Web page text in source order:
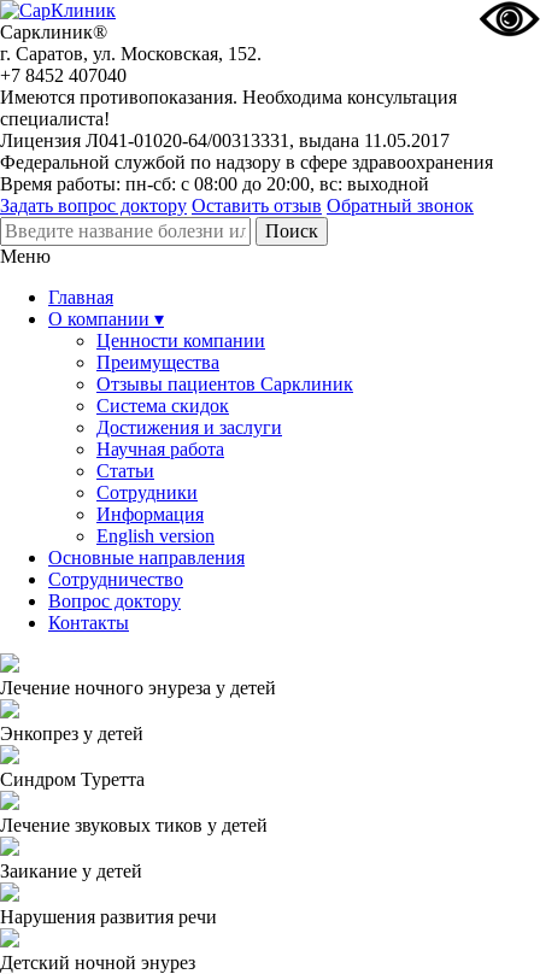
Сарклиник®
г. Саратов, ул. Московская, 152.
+7 8452 407040
Имеются противопоказания. Необходима консультация
специалиста!
Лицензия Л041-01020-64/00313331, выдана 11.05.2017
Федеральной службой по надзору в сфере здравоохранения
Время работы: пн-сб: с 08:00 до 20:00, вс: выходной
Задать вопрос доктору Оставить отзыв Обратный звонок
Меню
Главная
О компании ▾
Ценности компании
Преимущества
Отзывы пациентов Сарклиник
Система скидок
Достижения и заслуги
Научная работа
Статьи
Сотрудники
Информация
English version
Основные направления
Сотрудничество
Вопрос доктору
Контакты
Лечение ночного энуреза у детей
Энкопрез у детей
Синдром Туретта
Лечение звуковых тиков у детей
Заикание у детей
Нарушения развития речи
Детский ночной энурез